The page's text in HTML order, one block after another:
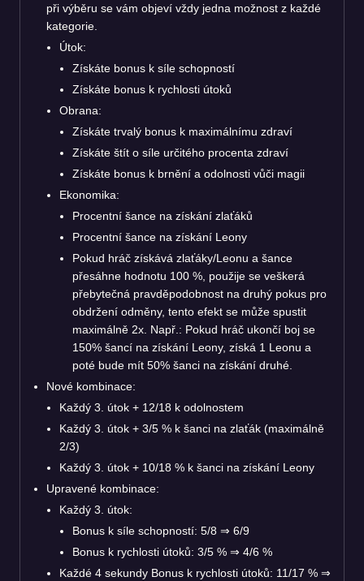
při výběru se vám objeví vždy jedna možnost z každé
kategorie.
Útok:
Získáte bonus k síle schopností
Získáte bonus k rychlosti útoků
Obrana:
Získáte trvalý bonus k maximálnímu zdraví
Získáte štít o síle určitého procenta zdraví
Získáte bonus k brnění a odolnosti vůči magii
Ekonomika:
Procentní šance na získání zlaťáků
Procentní šance na získání Leony
Pokud hráč získává zlaťáky/Leonu a šance
přesáhne hodnotu 100 %, použije se veškerá
přebytečná pravděpodobnost na druhý pokus pro
obdržení odměny, tento efekt se může spustit
maximálně 2x. Např.: Pokud hráč ukončí boj se
150% šancí na získání Leony, získá 1 Leonu a
poté bude mít 50% šanci na získání druhé.
Nové kombinace:
Každý 3. útok + 12/18 k odolnostem
Každý 3. útok + 3/5 % k šanci na zlaťák (maximálně
2/3)
Každý 3. útok + 10/18 % k šanci na získání Leony
Upravené kombinace:
Každý 3. útok:
Bonus k síle schopností: 5/8 ⇒ 6/9
Bonus k rychlosti útoků: 3/5 % ⇒ 4/6 %
Každé 4 sekundy Bonus k rychlosti útoků: 11/17 % ⇒